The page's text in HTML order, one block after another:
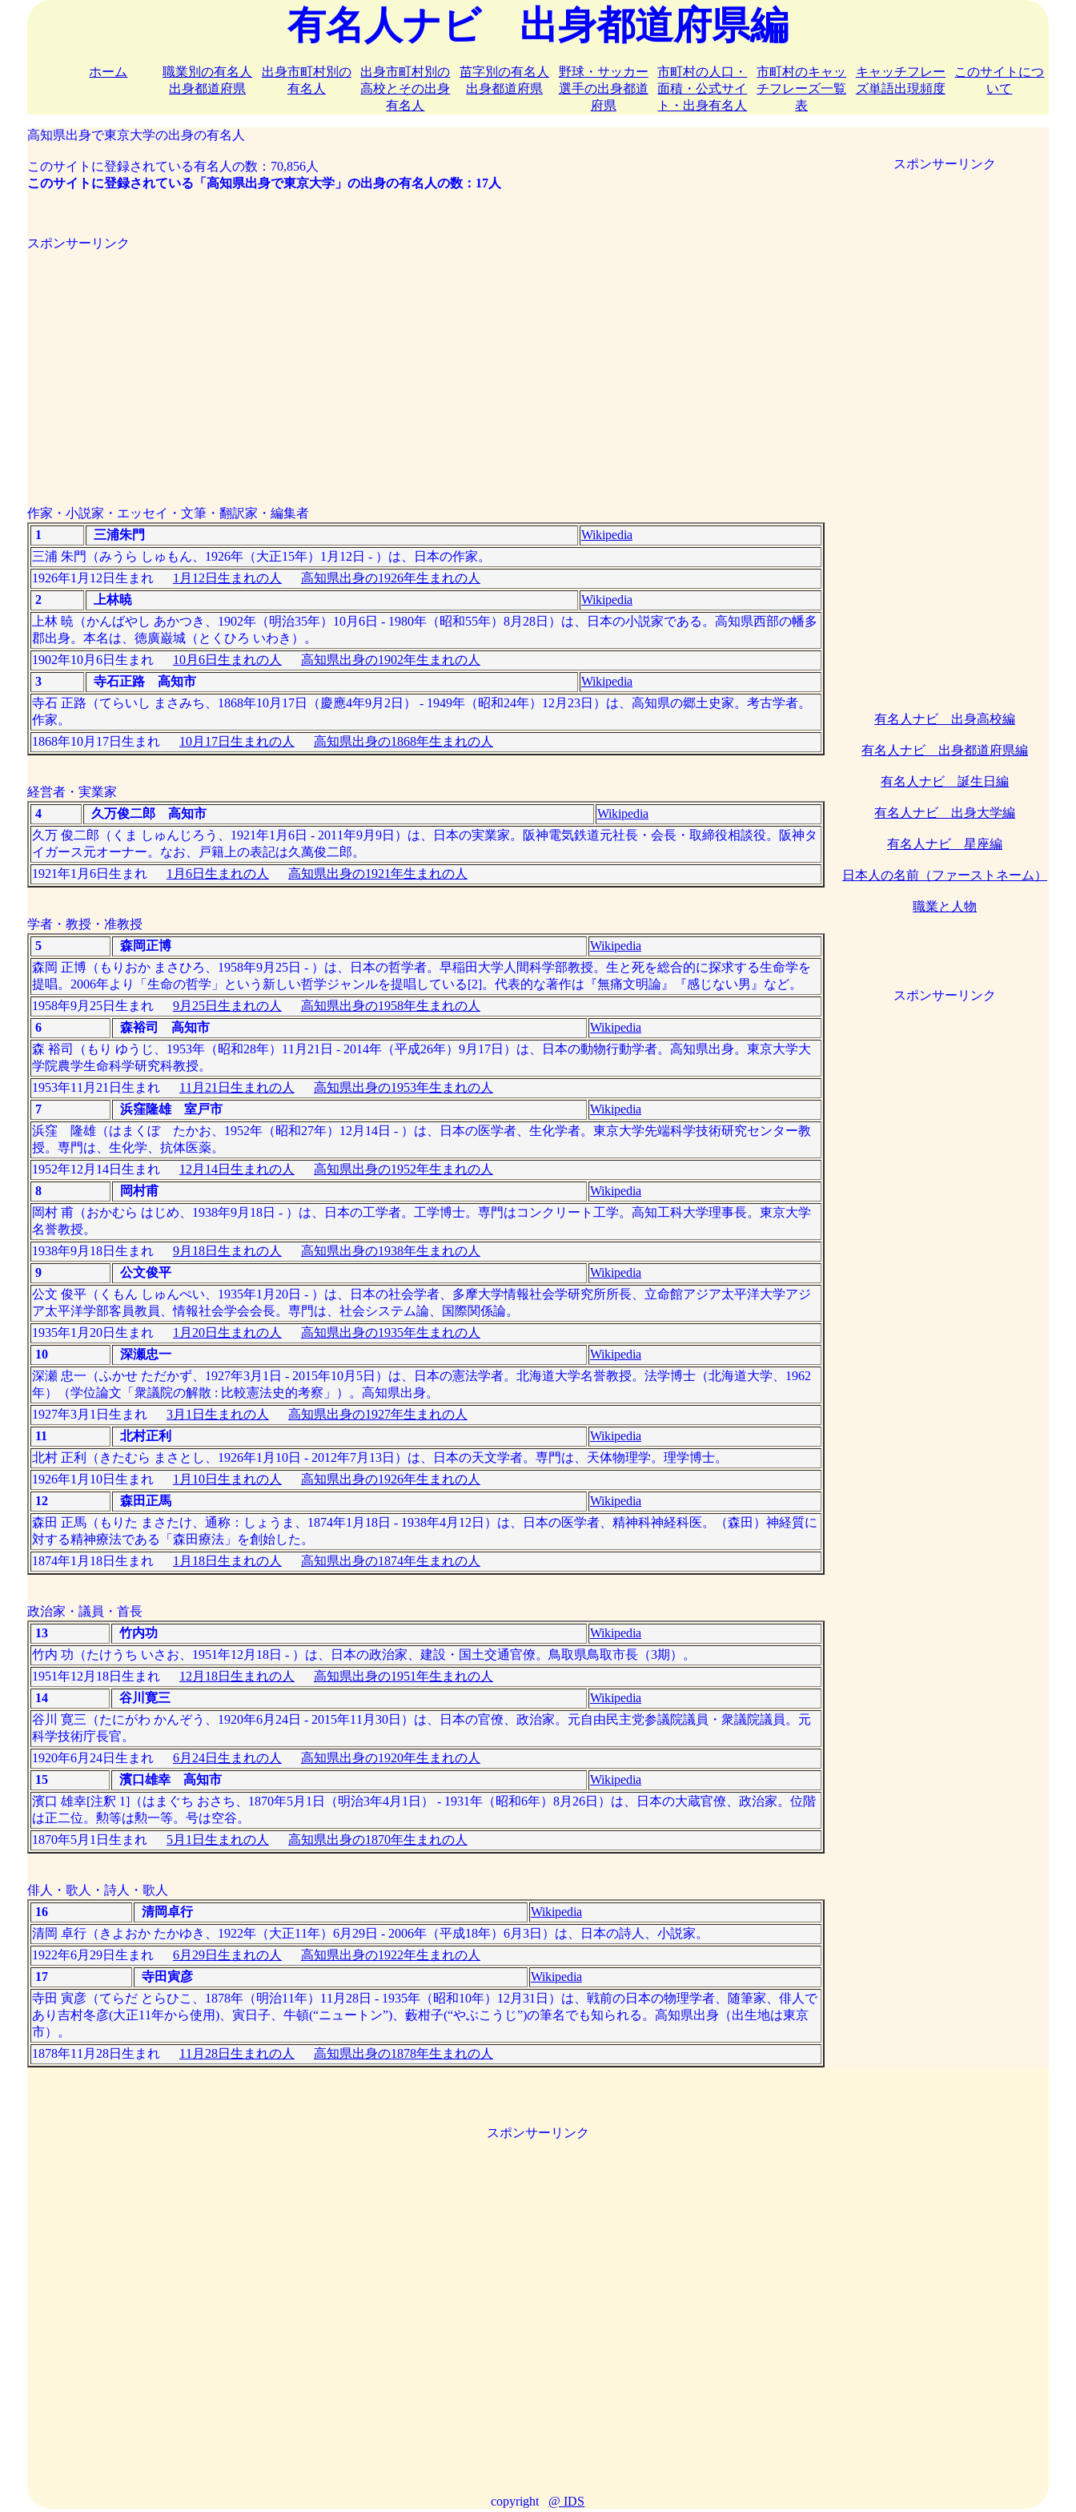
有名人ナビ 出身都道府県編
ホーム
職業別の有名人
出身都道府県
出身市町村別の
有名人
出身市町村別の
高校とその出身
有名人
苗字別の有名人
出身都道府県
野球・サッカー
選手の出身都道
府県
市町村の人口・
面積・公式サイ
ト・出身有名人
市町村のキャッ
チフレーズ一覧
表
キャッチフレー
ズ単語出現頻度
このサイトにつ
いて
高知県出身で東京大学の出身の有名人
このサイトに登録されている有名人の数：70,856人
このサイトに登録されている「高知県出身で東京大学」の出身の有名人の数：17人
スポンサーリンク
作家・小説家・エッセイ・文筆・翻訳家・編集者
1
三浦朱門
Wikipedia
三浦 朱門（みうら しゅもん、1926年（大正15年）1月12日 - ）は、日本の作家。
1926年1月12日生まれ 1月12日生まれの人
高知県出身の1926年生まれの人
2
上林暁
Wikipedia
上林 暁（かんばやし あかつき、1902年（明治35年）10月6日 - 1980年（昭和55年）8月28日）は、日本の小説家である。高知県西部の幡多
郡出身。本名は、徳廣巌城（とくひろ いわき）。
1902年10月6日生まれ 10月6日生まれの人
高知県出身の1902年生まれの人
3
寺石正路 高知市
Wikipedia
寺石 正路（てらいし まさみち、1868年10月17日（慶應4年9月2日） - 1949年（昭和24年）12月23日）は、高知県の郷土史家。考古学者。
作家。
1868年10月17日生まれ 10月17日生まれの人 高知県出身の1868年生まれの人
経営者・実業家
4
久万俊二郎 高知市
Wikipedia
久万 俊二郎（くま しゅんじろう、1921年1月6日 - 2011年9月9日）は、日本の実業家。阪神電気鉄道元社長・会長・取締役相談役。阪神タ
イガース元オーナー。なお、戸籍上の表記は久萬俊二郎。
1921年1月6日生まれ 1月6日生まれの人 高知県出身の1921年生まれの人
学者・教授・准教授
5
森岡正博
Wikipedia
森岡 正博（もりおか まさひろ、1958年9月25日 - ）は、日本の哲学者。早稲田大学人間科学部教授。生と死を総合的に探求する生命学を
提唱。2006年より「生命の哲学」という新しい哲学ジャンルを提唱している[2]。代表的な著作は『無痛文明論』『感じない男』など。
1958年9月25日生まれ 9月25日生まれの人
高知県出身の1958年生まれの人
6
森裕司 高知市
Wikipedia
森 裕司（もり ゆうじ、1953年（昭和28年）11月21日 - 2014年（平成26年）9月17日）は、日本の動物行動学者。高知県出身。東京大学大
学院農学生命科学研究科教授。
1953年11月21日生まれ 11月21日生まれの人
高知県出身の1953年生まれの人
7
浜窪隆雄 室戸市
Wikipedia
浜窪 隆雄（はまくぼ たかお、1952年（昭和27年）12月14日 - ）は、日本の医学者、生化学者。東京大学先端科学技術研究センター教
授。専門は、生化学、抗体医薬。
1952年12月14日生まれ 12月14日生まれの人
高知県出身の1952年生まれの人
8
岡村甫
Wikipedia
岡村 甫（おかむら はじめ、1938年9月18日 - ）は、日本の工学者。工学博士。専門はコンクリート工学。高知工科大学理事長。東京大学
名誉教授。
1938年9月18日生まれ 9月18日生まれの人
高知県出身の1938年生まれの人
9
公文俊平
Wikipedia
公文 俊平（くもん しゅんぺい、1935年1月20日 - ）は、日本の社会学者、多摩大学情報社会学研究所所長、立命館アジア太平洋大学アジ
ア太平洋学部客員教員、情報社会学会会長。専門は、社会システム論、国際関係論。
1935年1月20日生まれ 1月20日生まれの人
高知県出身の1935年生まれの人
10
深瀬忠一
Wikipedia
深瀬 忠一（ふかせ ただかず、1927年3月1日 - 2015年10月5日）は、日本の憲法学者。北海道大学名誉教授。法学博士（北海道大学、1962
年）（学位論文「衆議院の解散 : 比較憲法史的考察」）。高知県出身。
1927年3月1日生まれ 3月1日生まれの人
高知県出身の1927年生まれの人
11
北村正利
Wikipedia
北村 正利（きたむら まさとし、1926年1月10日 - 2012年7月13日）は、日本の天文学者。専門は、天体物理学。理学博士。
1926年1月10日生まれ 1月10日生まれの人
高知県出身の1926年生まれの人
12
森田正馬
Wikipedia
森田 正馬（もりた まさたけ、通称：しょうま、1874年1月18日 - 1938年4月12日）は、日本の医学者、精神科神経科医。（森田）神経質に
対する精神療法である「森田療法」を創始した。
1874年1月18日生まれ 1月18日生まれの人 高知県出身の1874年生まれの人
政治家・議員・首長
13
竹内功
Wikipedia
竹内 功（たけうち いさお、1951年12月18日 - ）は、日本の政治家、建設・国土交通官僚。鳥取県鳥取市長（3期）。
1951年12月18日生まれ 12月18日生まれの人
高知県出身の1951年生まれの人
14
谷川寛三
Wikipedia
谷川 寛三（たにがわ かんぞう、1920年6月24日 - 2015年11月30日）は、日本の官僚、政治家。元自由民主党参議院議員・衆議院議員。元
科学技術庁長官。
1920年6月24日生まれ 6月24日生まれの人
高知県出身の1920年生まれの人
15
濱口雄幸 高知市
Wikipedia
濱口 雄幸[注釈 1]（はまぐち おさち、1870年5月1日（明治3年4月1日） - 1931年（昭和6年）8月26日）は、日本の大蔵官僚、政治家。位階
は正二位。勲等は勲一等。号は空谷。
1870年5月1日生まれ 5月1日生まれの人 高知県出身の1870年生まれの人
俳人・歌人・詩人・歌人
16
清岡卓行
Wikipedia
清岡 卓行（きよおか たかゆき、1922年（大正11年）6月29日 - 2006年（平成18年）6月3日）は、日本の詩人、小説家。
1922年6月29日生まれ 6月29日生まれの人
高知県出身の1922年生まれの人
17
寺田寅彦
Wikipedia
寺田 寅彦（てらだ とらひこ、1878年（明治11年）11月28日 - 1935年（昭和10年）12月31日）は、戦前の日本の物理学者、随筆家、俳人で
あり吉村冬彦(大正11年から使用)、寅日子、牛頓(“ニュートン”)、藪柑子(“やぶこうじ”)の筆名でも知られる。高知県出身（出生地は東京
市）。
1878年11月28日生まれ 11月28日生まれの人 高知県出身の1878年生まれの人
スポンサーリンク
有名人ナビ 出身高校編
有名人ナビ 出身都道府県編
有名人ナビ 誕生日編
有名人ナビ 出身大学編
有名人ナビ 星座編
日本人の名前（ファーストネーム）
職業と人物
スポンサーリンク
スポンサーリンク
copyright @ IDS